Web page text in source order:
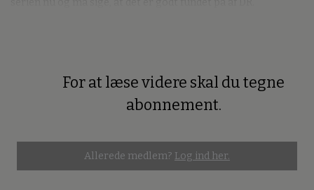
For at læse videre skal du tegne
abonnement.
Allerede medlem? Log ind her.